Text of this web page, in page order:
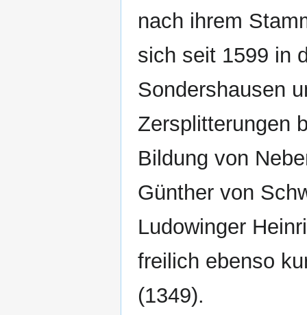
nach ihrem
sich seit 1599 in
Sondershausen
Zersplitterungen
Bildung von
Günther von
Ludowinger
freilich ebenso
(1349).